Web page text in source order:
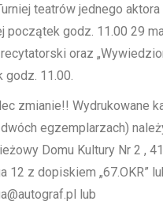
teatrów jednego aktora
początek godz. 11.00 29
oraz
godz. 11.00.
zmianie!! Wydrukowane
egzemplarzach)
Domu Kultury Nr 2 ,
12 z dopiskiem „67.OKR”
lub